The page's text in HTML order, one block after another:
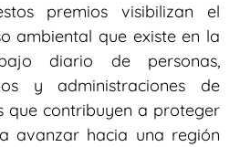
premios visibilizan el
ambiental que existe en la
diario de personas,
y administraciones de
que contribuyen a proteger
avanzar hacia una región